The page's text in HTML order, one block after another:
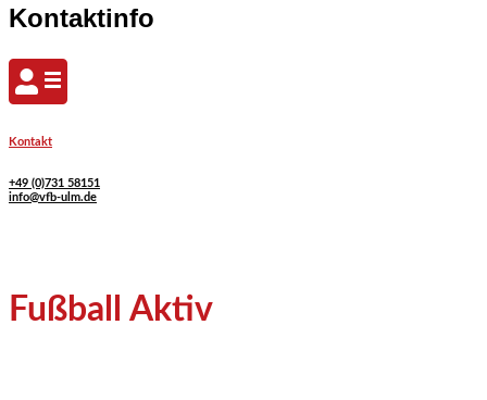
Kontaktinfo
Kontakt
+49 (0)731 58151
info@vfb-ulm.de
Fußball Aktiv